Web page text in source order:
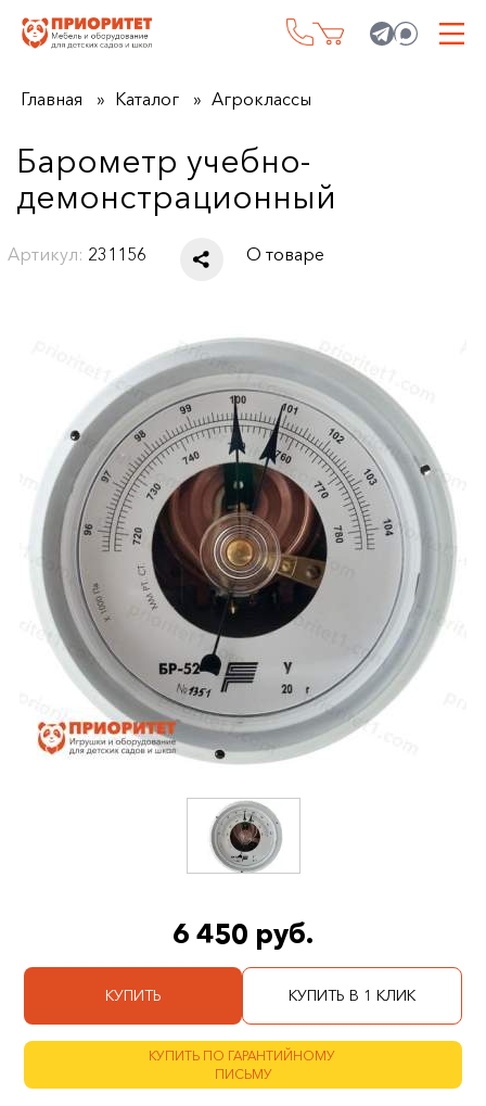
Главная Каталог Агроклассы
Барометр учебно-
демонстрационный
Артикул: 231156 О товаре
6 450 руб.
КУПИТЬ КУПИТЬ В 1 КЛИК
КУПИТЬ ПО ГАРАНТИЙНОМУ
ПИСЬМУ